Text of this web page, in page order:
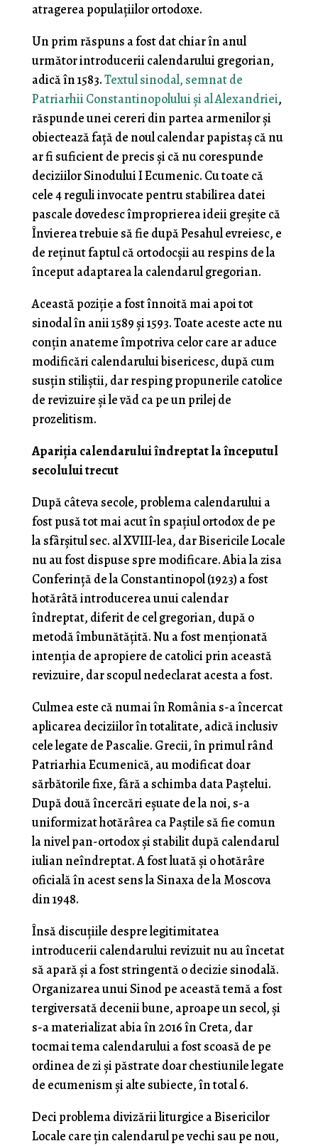
atragerea populațiilor ortodoxe.
Un prim răspuns a fost dat chiar în anul
următor introducerii calendarului gregorian,
adică în 1583.Textul sinodal, semnat de
Patriarhii Constantinopolului și al Alexandriei,
răspunde unei cereri din partea armenilor și
obiectează față de noul calendar papistaș că nu
ar fi suficient de precis și că nu corespunde
deciziilor Sinodului I Ecumenic. Cu toate că
cele 4 reguli invocate pentru stabilirea datei
pascale dovedesc împroprierea ideii greșite că
Învierea trebuie să fie după Pesahul evreiesc, e
de reținut faptul că ortodocșii au respins de la
început adaptarea la calendarul gregorian.
Această poziție a fost înnoită mai apoi tot
sinodal în anii 1589 și 1593. Toate aceste acte nu
conțin anateme împotriva celor care ar aduce
modificări calendarului bisericesc, după cum
susțin stiliștii, dar resping propunerile catolice
de revizuire și le văd ca pe un prilej de
prozelitism.
Apariția calendarului îndreptat la începutul
secolului trecut
După câteva secole, problema calendarului a
fost pusă tot mai acut în spațiul ortodox de pe
la sfârșitul sec. al XVIII-lea, dar Bisericile Locale
nu au fost dispuse spre modificare. Abia la zisa
Conferință de la Constantinopol (1923) a fost
hotărâtă introducerea unui calendar
îndreptat, diferit de cel gregorian, după o
metodă îmbunătățită. Nu a fost menționată
intenția de apropiere de catolici prin această
revizuire, dar scopul nedeclarat acesta a fost.
Culmea este că numai în România s-a încercat
aplicarea deciziilor în totalitate, adică inclusiv
cele legate de Pascalie. Grecii, în primul rând
Patriarhia Ecumenică, au modificat doar
sărbătorile fixe, fără a schimba data Paștelui.
După două încercări eșuate de la noi, s-a
uniformizat hotărârea ca Paștile să fie comun
la nivel pan-ortodox și stabilit după calendarul
iulian neîndreptat. A fost luată și o hotărâre
oficială în acest sens la Sinaxa de la Moscova
din 1948.
Însă discuțiile despre legitimitatea
introducerii calendarului revizuit nu au încetat
să apară și a fost stringentă o decizie sinodală.
Organizarea unui Sinod pe această temă a fost
tergiversată decenii bune, aproape un secol, și
s-a materializat abia în 2016 în Creta, dar
tocmai tema calendarului a fost scoasă de pe
ordinea de zi și păstrate doar chestiunile legate
de ecumenism și alte subiecte, în total 6.
Deci problema divizării liturgice a Bisericilor
Locale care țin calendarul pe vechi sau pe nou,